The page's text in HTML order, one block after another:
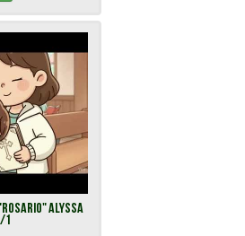
Alyssa
1